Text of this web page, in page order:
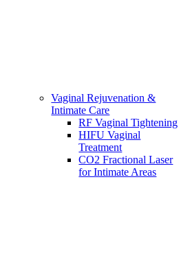
Vaginal Rejuvenation &
Intimate Care
RF Vaginal Tightening
HIFU Vaginal
Treatment
CO2 Fractional Laser
for Intimate Areas